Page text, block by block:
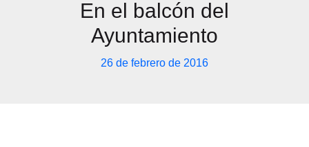
En el balcón del
Ayuntamiento
26 de febrero de 2016